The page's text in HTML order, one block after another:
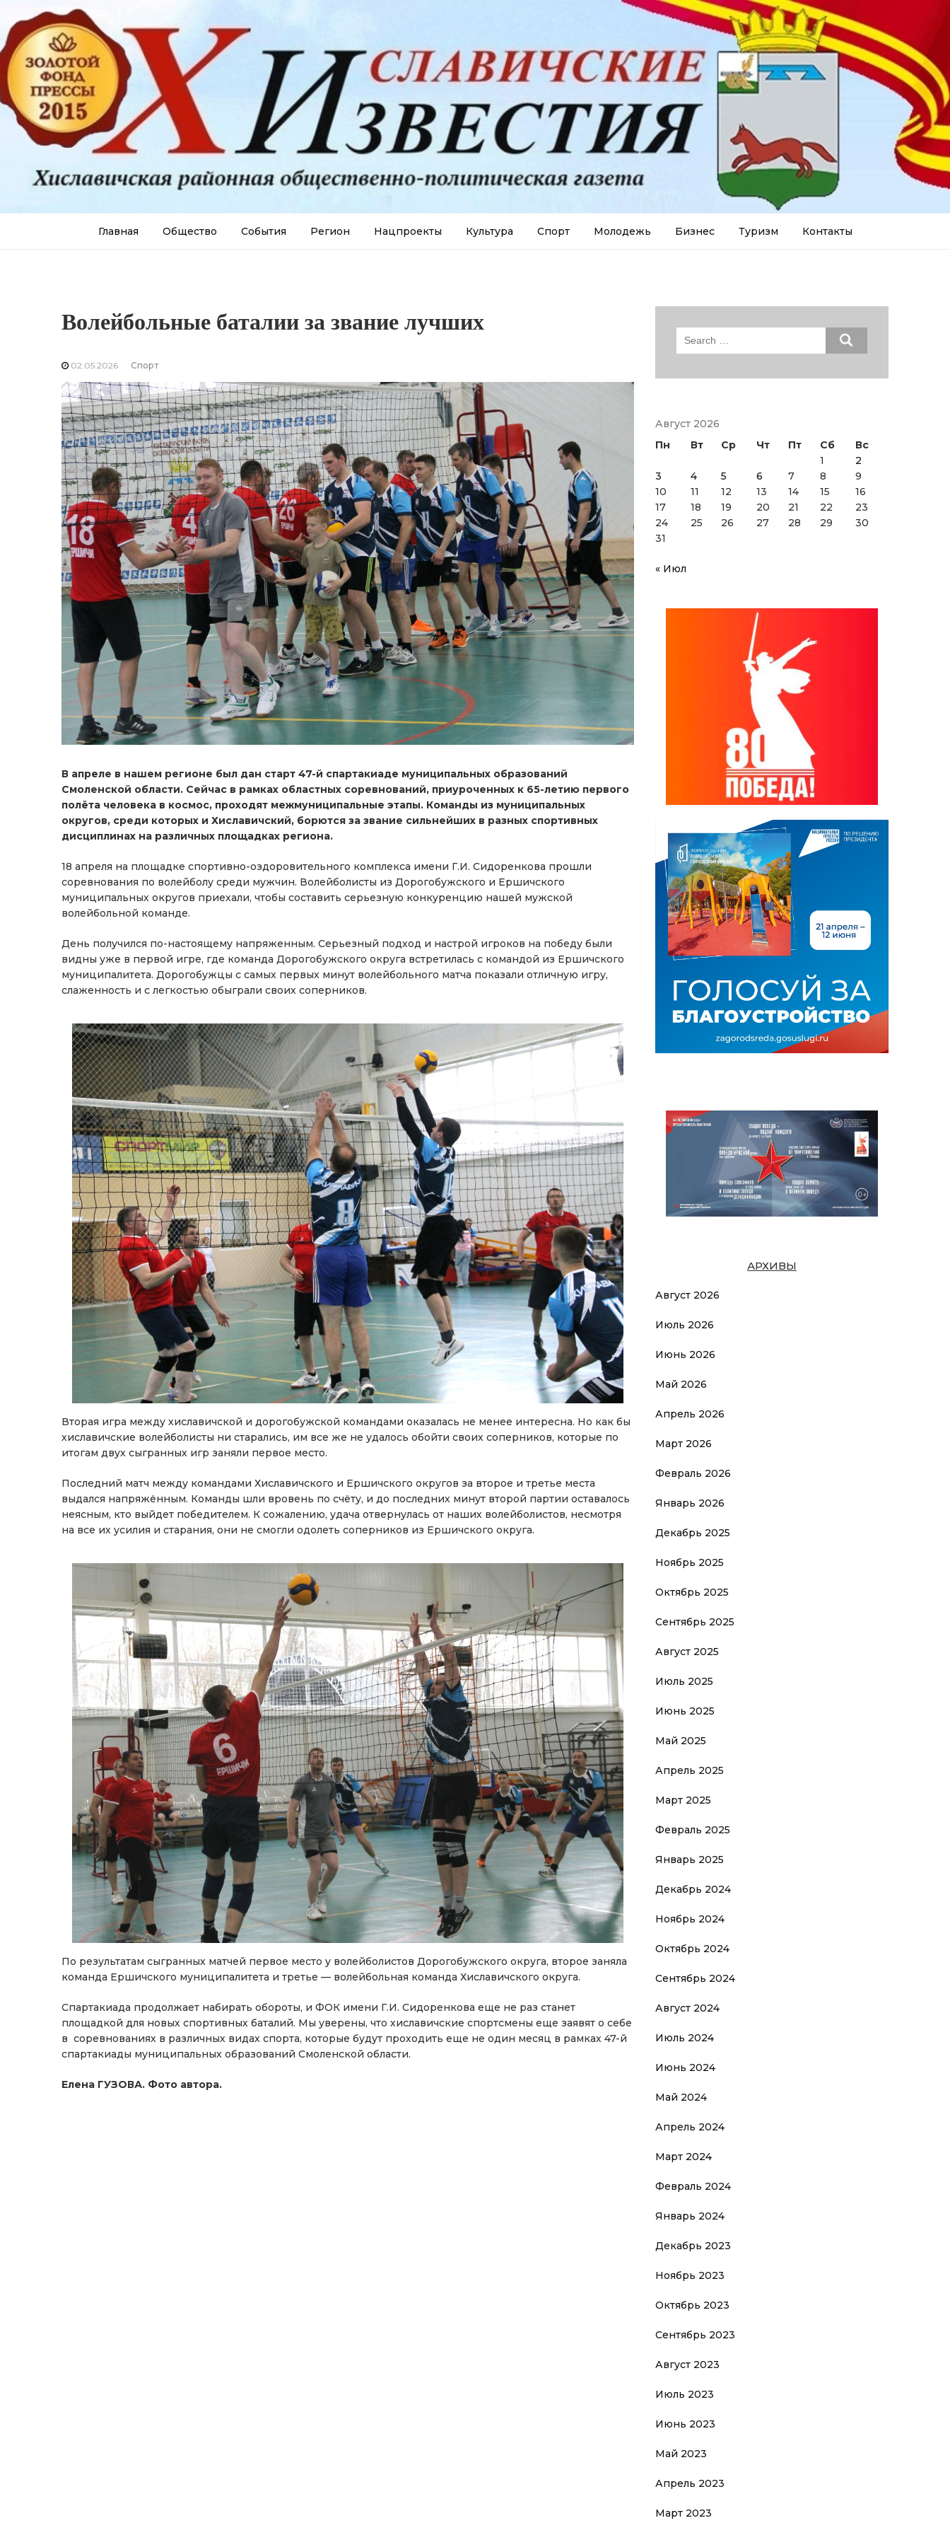
Главная Общество События Регион Нацпроекты Культура Спорт Молодежь Бизнес Туризм Контакты
Волейбольные баталии за звание лучших
02.05.2026 Спорт
В апреле в нашем регионе был дан старт 47-й спартакиаде муниципальных образований
Смоленской области. Сейчас в рамках областных соревнований, приуроченных к 65-летию первого
полёта человека в космос, проходят межмуниципальные этапы. Команды из муниципальных
округов, среди которых и Хиславичский, борются за звание сильнейших в разных спортивных
дисциплинах на различных площадках региона.
18 апреля на площадке спортивно-оздоровительного комплекса имени Г.И. Сидоренкова прошли
соревнования по волейболу среди мужчин. Волейболисты из Дорогобужского и Ершичского
муниципальных округов приехали, чтобы составить серьезную конкуренцию нашей мужской
волейбольной команде.
День получился по-настоящему напряженным. Серьезный подход и настрой игроков на победу были
видны уже в первой игре, где команда Дорогобужского округа встретилась с командой из Ершичского
муниципалитета. Дорогобужцы с самых первых минут волейбольного матча показали отличную игру,
слаженность и с легкостью обыграли своих соперников.
Вторая игра между хиславичской и дорогобужской командами оказалась не менее интересна. Но как бы
хиславичские волейболисты ни старались, им все же не удалось обойти своих соперников, которые по
итогам двух сыгранных игр заняли первое место.
Последний матч между командами Хиславичского и Ершичского округов за второе и третье места
выдался напряжённым. Команды шли вровень по счёту, и до последних минут второй партии оставалось
неясным, кто выйдет победителем. К сожалению, удача отвернулась от наших волейболистов, несмотря
на все их усилия и старания, они не смогли одолеть соперников из Ершичского округа.
По результатам сыгранных матчей первое место у волейболистов Дорогобужского округа, второе заняла
команда Ершичского муниципалитета и третье — волейбольная команда Хиславичского округа.
Спартакиада продолжает набирать обороты, и ФОК имени Г.И. Сидоренкова еще не раз станет
площадкой для новых спортивных баталий. Мы уверены, что хиславичские спортсмены еще заявят о себе
в соревнованиях в различных видах спорта, которые будут проходить еще не один месяц в рамках 47-й
спартакиады муниципальных образований Смоленской области.
Елена ГУЗОВА. Фото автора.
Search
Август 2026
Пн
Вт Ср Чт Пт Сб
Вс
1
2
3
4 5 6 7 8
9
10
11 12 13 14 15
16
17
18 19 20 21 22
23
24
25 26 27 28 29
30
31
« Июл
АРХИВЫ
Август 2026
Июль 2026
Июнь 2026
Май 2026
Апрель 2026
Март 2026
Февраль 2026
Январь 2026
Декабрь 2025
Ноябрь 2025
Октябрь 2025
Сентябрь 2025
Август 2025
Июль 2025
Июнь 2025
Май 2025
Апрель 2025
Март 2025
Февраль 2025
Январь 2025
Декабрь 2024
Ноябрь 2024
Октябрь 2024
Сентябрь 2024
Август 2024
Июль 2024
Июнь 2024
Май 2024
Апрель 2024
Март 2024
Февраль 2024
Январь 2024
Декабрь 2023
Ноябрь 2023
Октябрь 2023
Сентябрь 2023
Август 2023
Июль 2023
Июнь 2023
Май 2023
Апрель 2023
Март 2023